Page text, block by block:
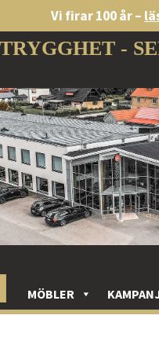
Vi firar 100 år –
TRYGGHET -
MÖBLER